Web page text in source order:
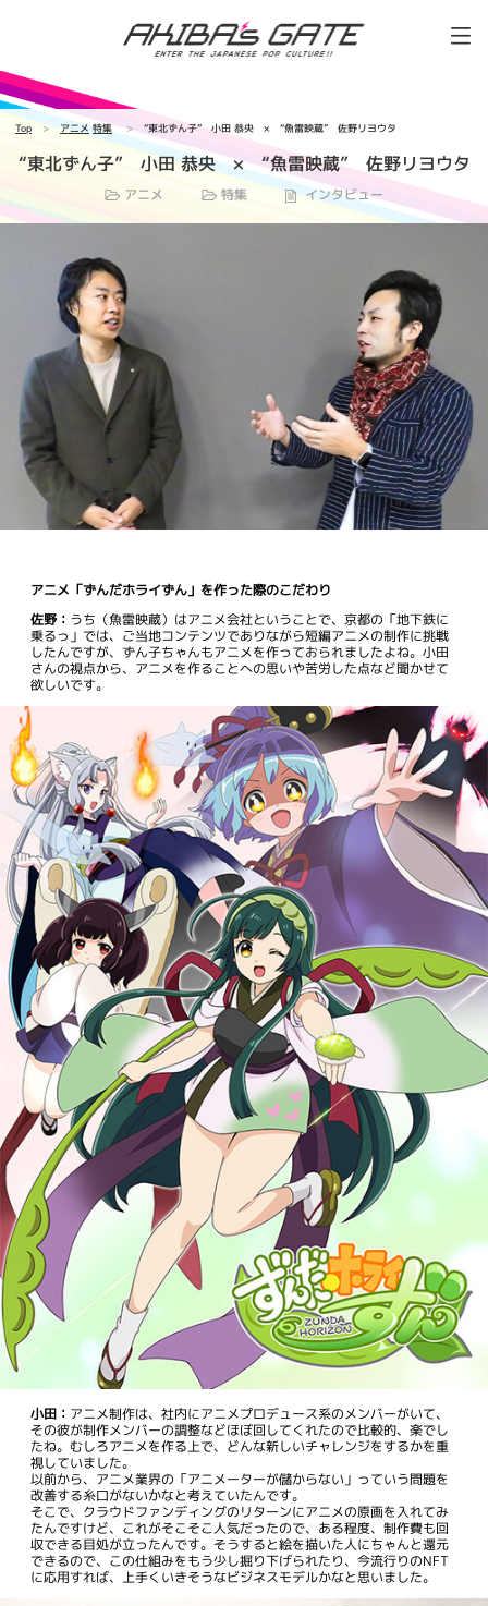
Top アニメ 特集 “東北ずん子” 小田 恭央 × “魚雷映蔵” 佐野リヨウタ
“東北ずん子” 小田 恭央 × “魚雷映蔵” 佐野リヨウタ
アニメ 特集 インタビュー
アニメ「ずんだホライずん」を作った際のこだわり
佐野： うち（魚雷映蔵）はアニメ会社ということで、京都の「地下鉄に
乗るっ」では、ご当地コンテンツでありながら短編アニメの制作に挑戦
したんですが、ずん子ちゃんもアニメを作っておられましたよね。小田
さんの視点から、アニメを作ることへの思いや苦労した点など聞かせて
欲しいです。
小田： アニメ制作は、社内にアニメプロデュース系のメンバーがいて、
その彼が制作メンバーの調整などほぼ回してくれたので比較的、楽でし
たね。むしろアニメを作る上で、どんな新しいチャレンジをするかを重
視していました。
以前から、アニメ業界の「アニメーターが儲からない」っていう問題を
改善する糸口がないかなと考えていたんです。
そこで、クラウドファンディングのリターンにアニメの原画を入れてみ
たんですけど、これがそこそこ人気だったので、ある程度、制作費も回
収できる目処が立ったんです。そうすると絵を描いた人にちゃんと還元
できるので、この仕組みをもう少し掘り下げられたり、今流行りのNFT
に応用すれば、上手くいきそうなビジネスモデルかなと思いました。